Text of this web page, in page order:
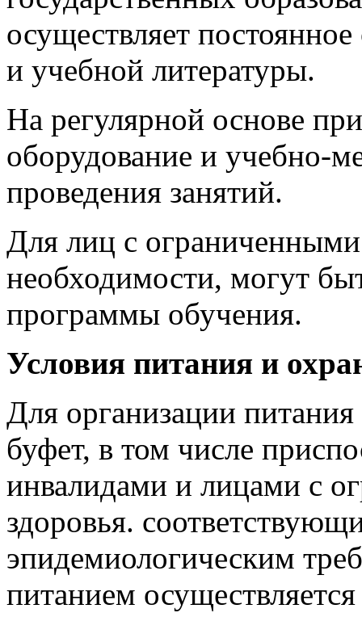
осуществляет
и учебной литературы.
На регулярной основе
оборудование и учебно-
проведения занятий.
Для лиц с
необходимости, могут
программы обучения.
Условия питания и
Для организации
буфет, в том числе
инвалидами и лицами с
здоровья.
эпидемиологическим
питанием